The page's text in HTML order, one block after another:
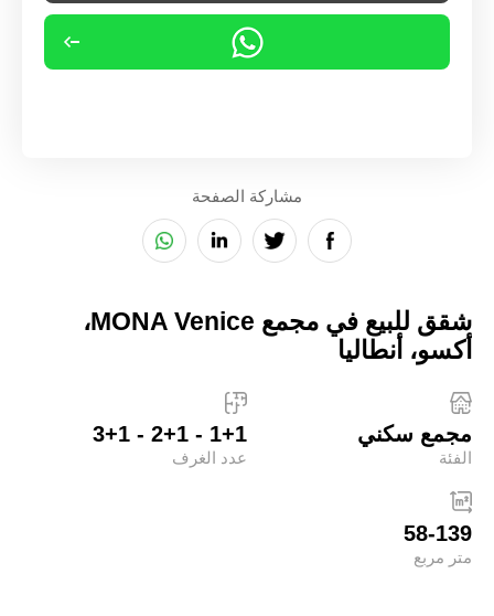
مشاركة الصفحة
شقق للبيع في مجمع MONA Venice،
أكسو، أنطاليا
مجمع سكني
الفئة
1+1 - 2+1 - 3+1
عدد الغرف
58-139
متر مربع